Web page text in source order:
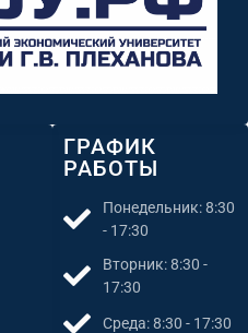
ГРАФИК
РАБОТЫ
Понедельник: 8:30
- 17:30
Вторник: 8:30 -
17:30
Среда: 8:30 - 17:30